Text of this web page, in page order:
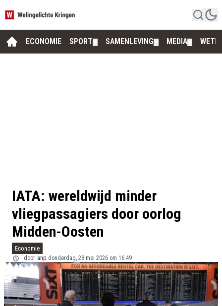
ECONOMIE SPORT SAMENLEVING MEDIA
IATA: wereldwijd minder
vliegpassagiers door oorlog
Midden-Oosten
Economie
door anp donderdag, 28 mei 2026 om 16:49